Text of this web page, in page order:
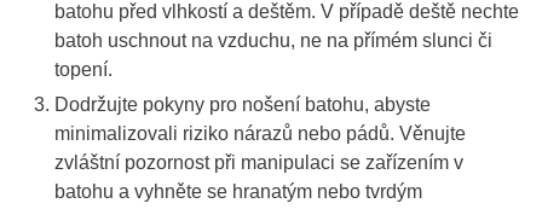
batohu před vlhkostí a deštěm. V případě deště nechte
batoh uschnout na vzduchu, ne na přímém slunci či
topení.
Dodržujte pokyny pro nošení batohu, abyste
minimalizovali riziko nárazů nebo pádů. Věnujte
zvláštní pozornost při manipulaci se zařízením v
batohu a vyhněte se hranatým nebo tvrdým